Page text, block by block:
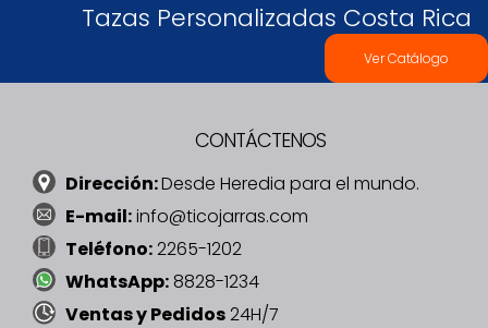
Tazas Personalizadas Costa Rica
Ver Catálogo
CONTÁCTENOS
Dirección:Desde Heredia para el mundo.
E-mail:info@ticojarras.com
Teléfono:2265-1202
WhatsApp:8828-1234
Ventas y Pedidos24H/7